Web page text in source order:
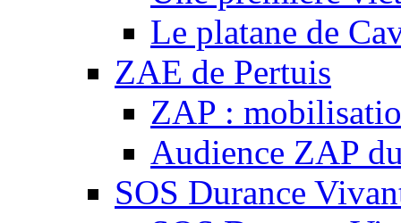
Le platane de
ZAE de Pertuis
ZAP :
Audience ZAP
SOS Durance